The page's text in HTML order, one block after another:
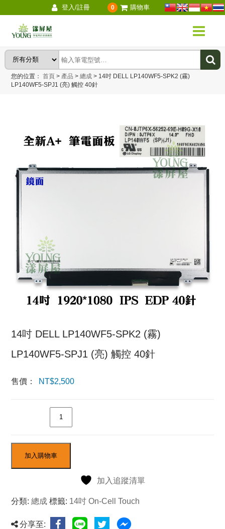
登入/註冊 0 購物車
您的位置：首頁 > 產品 > 總成 > 14吋 DELL LP140WF5-SPK2 (霧)
LP140WF5-SPJ1 (亮) 觸控 40針
14吋 DELL LP140WF5-SPK2 (霧)
LP140WF5-SPJ1 (亮) 觸控 40針
售價： NT$2,500
加入購物車
加入追蹤清單
分類:總成 標籤: 14吋 On-Cell Touch
分享至: